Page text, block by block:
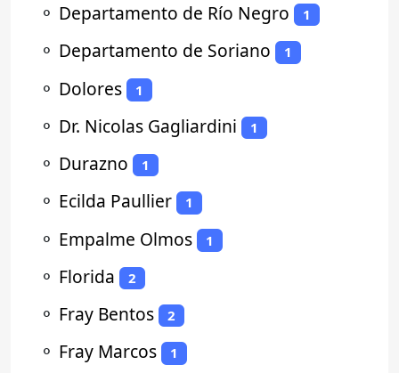
⚬ Departamento de Río Negro 1
⚬ Departamento de Soriano 1
⚬ Dolores 1
⚬ Dr. Nicolas Gagliardini 1
⚬ Durazno 1
⚬ Ecilda Paullier 1
⚬ Empalme Olmos 1
⚬ Florida 2
⚬ Fray Bentos 2
⚬ Fray Marcos 1